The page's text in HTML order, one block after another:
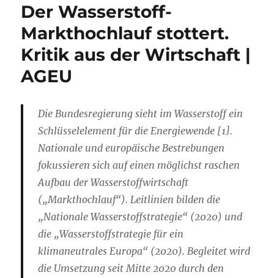
Der Wasserstoff-
Markthochlauf stottert.
Kritik aus der Wirtschaft |
AGEU
Die Bundesregierung sieht im Wasserstoff ein
Schlüsselelement für die Energiewende [1].
Nationale und europäische Bestrebungen
fokussieren sich auf einen möglichst raschen
Aufbau der Wasserstoffwirtschaft
(„Markthochlauf“). Leitlinien bilden die
„Nationale Wasserstoffstrategie“ (2020) und
die „Wasserstoffstrategie für ein
klimaneutrales Europa“ (2020). Begleitet wird
die Umsetzung seit Mitte 2020 durch den